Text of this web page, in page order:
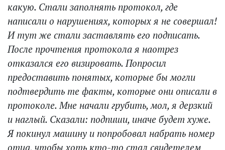
какую. Стали заполнять протокол, где
написали о нарушениях, которых я не совершал!
И тут же стали заставлять его подписать.
После прочтения протокола я наотрез
отказался его визировать. Попросил
предоставить понятых, которые бы могли
подтвердить те факты, которые они описали в
протоколе. Мне начали грубить, мол, я дерзкий
и наглый. Сказали: подпиши, иначе будет хуже.
Я покинул машину и попробовал набрать номер
отца, чтобы хоть кто-то стал свидетелем